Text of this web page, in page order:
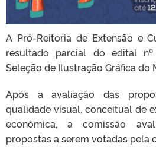
A Pró-Reitoria de Extensão e
resultado parcial do edital
Seleção de Ilustração Gráfica do
Após a avaliação das
qualidade visual, conceitual de
econômica, a comissão
propostas a serem votadas pela